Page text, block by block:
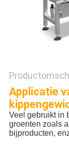
Applicatie
Veel gebruikt in
groenten zoals
bijproducten,